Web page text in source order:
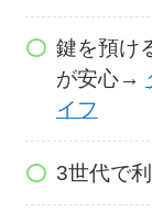
鍵を預け
が安心→
イフ
3世代で